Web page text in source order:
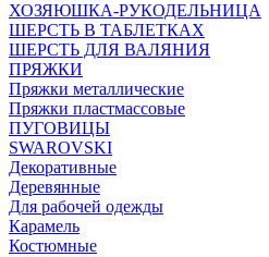
ХОЗЯЮШКА-РУКОДЕЛЬНИЦА
ШЕРСТЬ В ТАБЛЕТКАХ
ШЕРСТЬ ДЛЯ ВАЛЯНИЯ
ПРЯЖКИ
Пряжки металлические
Пряжки пластмассовые
ПУГОВИЦЫ
SWAROVSKI
Декоративные
Деревянные
Для рабочей одежды
Карамель
Костюмные